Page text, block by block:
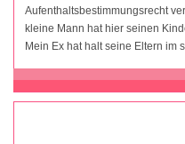
Aufenthaltsbestimmungsrecht
kleine Mann hat hier seinen
Mein Ex hat halt seine Eltern im